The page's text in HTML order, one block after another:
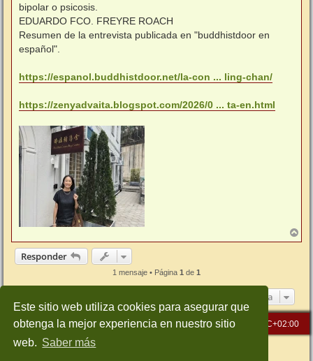
Este sitio web utiliza cookies para asegurar que
obtenga la mejor experiencia en nuestro sitio
web. Saber más
bipolar o psicosis.
EDUARDO FCO. FREYRE ROACH
Resumen de la entrevista publicada en "buddhistdoor en
español".
https://espanol.buddhistdoor.net/la-con ... ling-chan/
https://zenyadvaita.blogspot.com/2026/0 ... ta-en.html
r
Responder
1 mensaje • Página 1 de 1
Ir a
Inicio Índice general Todos los horarios son UTC+02:00
Desarrollado porphpBB